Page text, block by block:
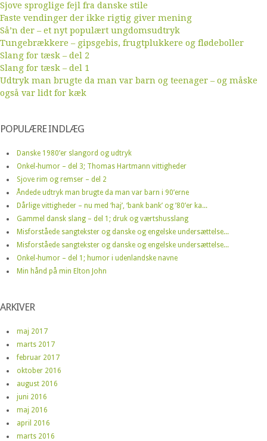
Sjove sproglige fejl fra danske stile
Faste vendinger der ikke rigtig giver mening
Så’n der – et nyt populært ungdomsudtryk
Tungebrækkere – gipsgebis, frugtplukkere og flødeboller
Slang for tæsk – del 2
Slang for tæsk – del 1
Udtryk man brugte da man var barn og teenager – og måske
også var lidt for kæk
POPULÆRE INDLÆG
Danske 1980’er slangord og udtryk
Onkel-humor – del 3; Thomas Hartmann vittigheder
Sjove rim og remser – del 2
Åndede udtryk man brugte da man var barn i 90’erne
Dårlige vittigheder – nu med ‘haj’, ‘bank bank’ og ’80’er ka...
Gammel dansk slang – del 1; druk og værtshusslang
Misforståede sangtekster og danske og engelske undersættelse...
Misforståede sangtekster og danske og engelske undersættelse...
Onkel-humor – del 1; humor i udenlandske navne
Min hånd på min Elton John
ARKIVER
maj 2017
marts 2017
februar 2017
oktober 2016
august 2016
juni 2016
maj 2016
april 2016
marts 2016